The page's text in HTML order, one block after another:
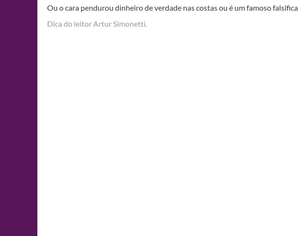
Ou o cara pendurou dinheiro de verdade nas costas ou é um famoso
Dica do leitor Artur Simonetti.